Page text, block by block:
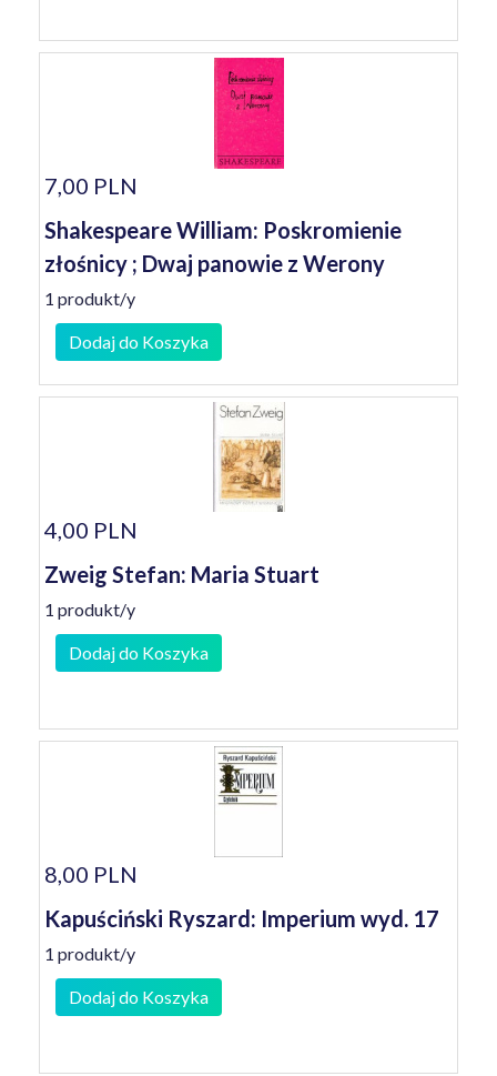
7,00 PLN
Shakespeare William: Poskromienie
złośnicy ; Dwaj panowie z Werony
1 produkt/y
Dodaj do Koszyka
4,00 PLN
Zweig Stefan: Maria Stuart
1 produkt/y
Dodaj do Koszyka
8,00 PLN
Kapuściński Ryszard: Imperium wyd. 17
1 produkt/y
Dodaj do Koszyka